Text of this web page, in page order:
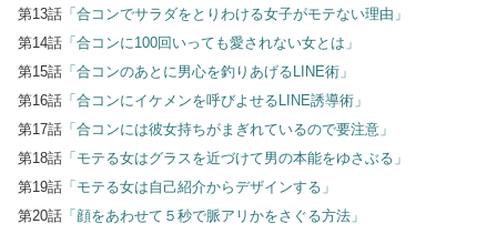
第13話 「合コンでサラダをとりわける女子がモテない理由」
第14話 「合コンに100回いっても愛されない女とは」
第15話 「合コンのあとに男心を釣りあげるLINE術」
第16話 「合コンにイケメンを呼びよせるLINE誘導術」
第17話 「合コンには彼女持ちがまぎれているので要注意」
第18話 「モテる女はグラスを近づけて男の本能をゆさぶる」
第19話 「モテる女は自己紹介からデザインする」
第20話 「顔をあわせて５秒で脈アリかをさぐる方法」